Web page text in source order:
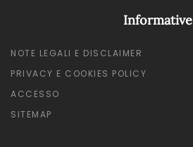
Informative
NOTE LEGALI E DISCLAIMER
PRIVACY E COOKIES POLICY
ACCESSO
SITEMAP